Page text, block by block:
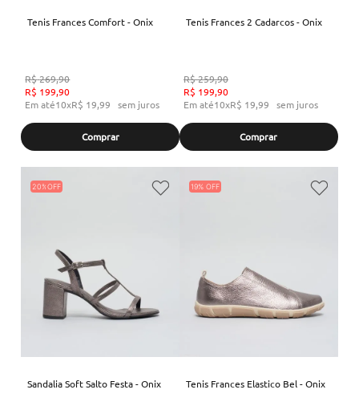
Tenis Frances Comfort - Onix
R$269,90
R$ 199,90
Em até10xR$ 19,99 sem juros
Comprar
Tenis Frances 2 Cadarcos - Onix
R$259,90
R$ 199,90
Em até10xR$ 19,99 sem juros
Comprar
20%
Sandalia Soft Salto Festa - Onix
19%
Tenis Frances Elastico Bel - Onix